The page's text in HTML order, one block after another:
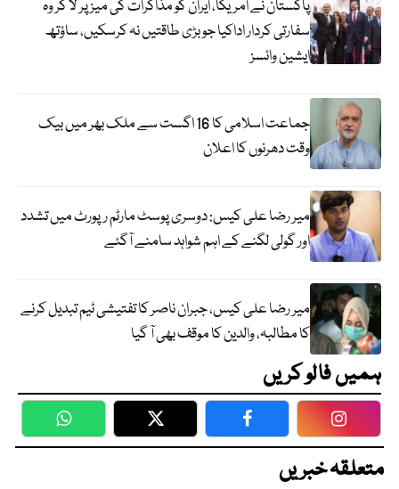
پاکستان نے امریکا، ایران کو مذاکرات کی میز پر لا کر وہ
سفارتی کردار اداکیا جو بڑی طاقتیں نہ کرسکیں، ساؤتھ
ایشین وائسز
جماعت اسلامی کا 16 اگست سے ملک بھر میں بیک
وقت دھرنوں کا اعلان
میر رضا علی کیس: دوسری پوسٹ مارٹم رپورٹ میں تشدد
اور گولی لگنے کے اہم شواہد سامنے آگئے
میر رضا علی کیس، جبران ناصر کا تفتیشی ٹیم تبدیل کرنے
کا مطالبہ، والدین کا موقف بھی آ گیا
ہمیں فالو کریں
WhatsApp Twitter Facebook
متعلقہ خبریں